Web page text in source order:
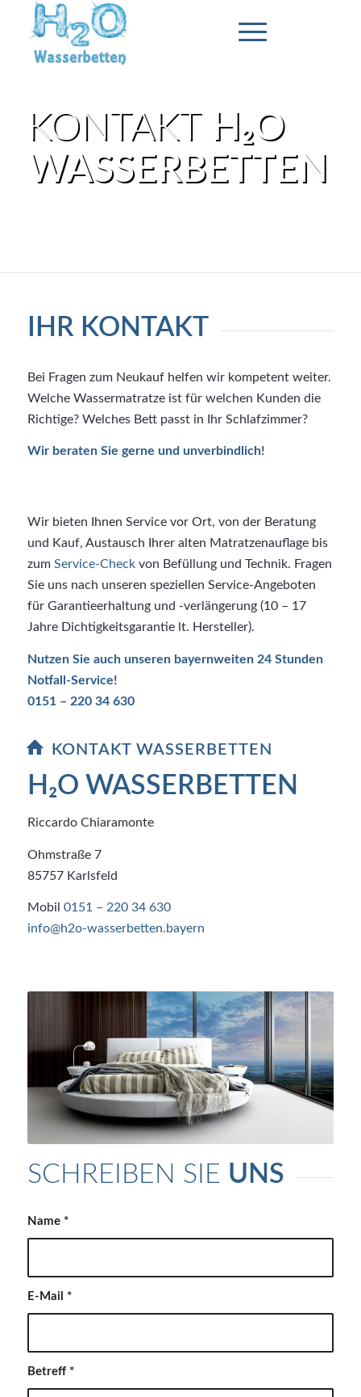
KONTAKT H₂O
WASSERBETTEN
IHR KONTAKT
Bei Fragen zum Neukauf helfen wir kompetent weiter.
Welche Wassermatratze ist für welchen Kunden die
Richtige? Welches Bett passt in Ihr Schlafzimmer?
Wir beraten Sie gerne und unverbindlich!
Wir bieten Ihnen Service vor Ort, von der Beratung
und Kauf, Austausch Ihrer alten Matratzenauflage bis
zum Service-Checkvon Befüllung und Technik. Fragen
Sie uns nach unseren speziellen Service-Angeboten
für Garantieerhaltung und -verlängerung (10 – 17
Jahre Dichtigkeitsgarantie lt. Hersteller).
Nutzen Sie auch unseren bayernweiten 24 Stunden
Notfall-Service!
0151 – 220 34 630
KONTAKT WASSERBETTEN
H₂O WASSERBETTEN
Riccardo Chiaramonte
Ohmstraße 7
85757 Karlsfeld
Mobil 0151 – 220 34 630
info@h2o-wasserbetten.bayern
SCHREIBEN SIE UNS
Name *
E-Mail *
Betreff *